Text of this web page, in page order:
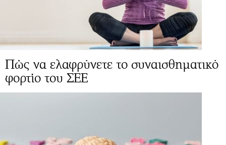
Πώς να ελαφρύνετε το συναισθηματικό
φορτίο του ΣΕΕ